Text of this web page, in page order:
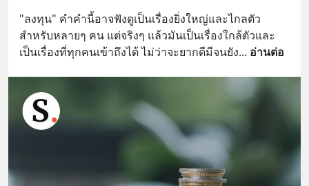
"ลงทุน" คำคำนี้อาจฟังดูเป็นเรื่องยิ่งใหญ่และไกลตัว
สำหรับหลายๆ คน แต่จริงๆ แล้วมันเป็นเรื่องใกล้ตัวและ
เป็นเรื่องที่ทุกคนเข้าถึงได้ ไม่ว่าจะยากดีมีจนยัง... อ่านต่อ